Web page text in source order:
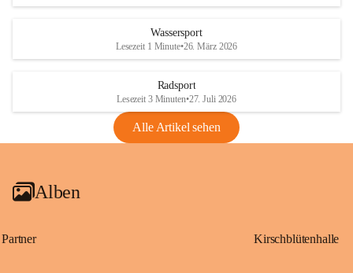
Anhang VBl. EU Nr. 18
1 Seite•1,4 MB
VBl. EU Nr. 18_2026
Wassersport
Lesezeit 1 Minute•26. März 2026
Radsport
Lesezeit 3 Minuten•27. Juli 2026
Alle Artikel sehen
Alben
Partner Kirschblütenhalle